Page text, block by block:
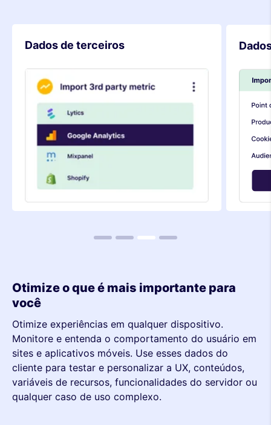
Dados offline
1 2 4
Otimize o que é mais importante para
você
Otimize experiências em qualquer dispositivo.
Monitore e entenda o comportamento do usuário em
sites e aplicativos móveis. Use esses dados do
cliente para testar e personalizar a UX, conteúdos,
variáveis de recursos, funcionalidades do servidor ou
qualquer caso de uso complexo.
métrica
dispositivo
pilha